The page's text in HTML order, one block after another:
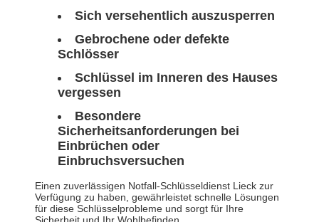
Sich versehentlich auszusperren
Gebrochene oder defekte
Schlösser
Schlüssel im Inneren des Hauses
vergessen
Besondere
Sicherheitsanforderungen bei
Einbrüchen oder
Einbruchsversuchen
Einen zuverlässigen Notfall-Schlüsseldienst Lieck zur
Verfügung zu haben, gewährleistet schnelle Lösungen
für diese Schlüsselprobleme und sorgt für Ihre